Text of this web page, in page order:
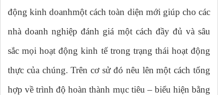
động kinh doanhmột cách toàn diện mới giúp cho các
nhà doanh nghiệp đánh giá một cách đầy đủ và sâu
sắc mọi hoạt động kinh tế trong trạng thái hoạt động
thực của chúng. Trên cơ sử đó nêu lên một cách tổng
hợp về trình độ hoàn thành mục tiêu – biểu hiện bằng